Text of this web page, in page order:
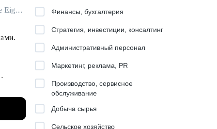
Автор программ обучения и развития (L&D) для команд и лидов в Garage Eight / ex-Cindicator, IT-Доминанта Финансы, бухгалтерия
Стратегия, инвестиции, консалтинг
Административный персонал
Маркетинг, реклама, PR
Производство, сервисное
обслуживание
Добыча сырья
Сельское хозяйство